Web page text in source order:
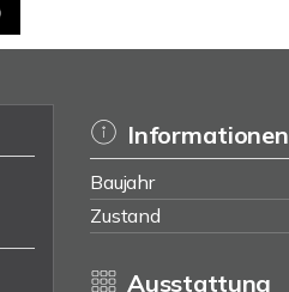
Informationen
Baujahr
Zustand
Ausstattung